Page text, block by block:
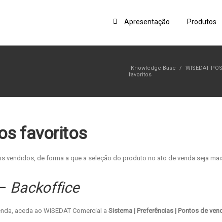
Apresentação Produtos
Knowledge Base / WISEDAT
favoritos
favoritos
vendidos, de forma a que a seleção do produto no ato de venda seja
Backoffice
aceda ao WISEDAT Comercial a Sistema | Preferências | Pontos de